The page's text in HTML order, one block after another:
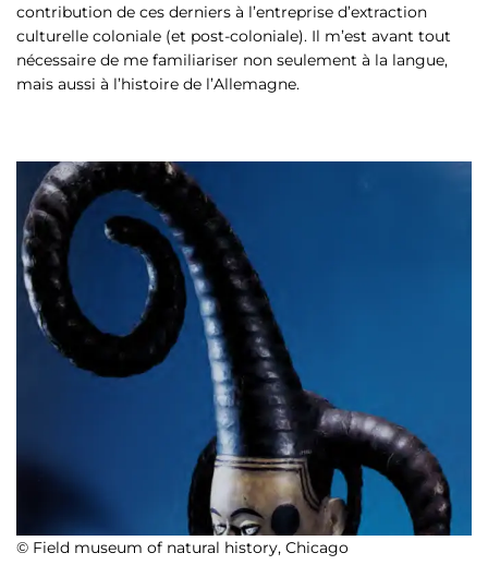
contribution de ces derniers à l’entreprise d’extraction
culturelle coloniale (et post-coloniale). Il m’est avant tout
nécessaire de me familiariser non seulement à la langue,
mais aussi à l’histoire de l’Allemagne.
© Field museum of natural history, Chicago